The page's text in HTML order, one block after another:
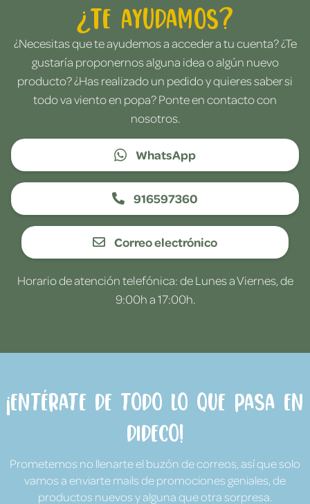
¿Te ayudamos?
¿Necesitas que te ayudemos a acceder a tu cuenta? ¿Te
gustaría proponernos alguna idea o algún nuevo
producto? ¿Has realizado un pedido y quieres saber si
todo va viento en popa? Ponte en contacto con
nosotros.
WhatsApp
916597360
Correo electrónico
Horario de atención telefónica: de Lunes a Viernes, de
9:00h a 17:00h.
¡Entérate de todo lo que pasa en
Dideco!
Prometemos no llenarte el buzón de correos, así que solo
vamos a enviarte mails de promociones geniales, de
productos nuevos y alguna que otra sorpresa.